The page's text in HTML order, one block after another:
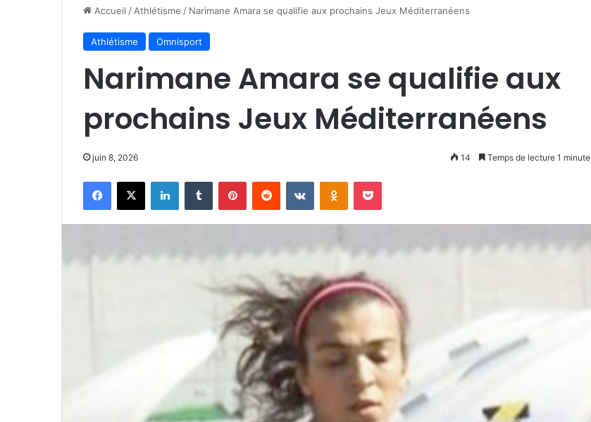
Accueil / Athlétisme / Narimane Amara se qualifie aux prochains Jeux Méditerranéens
Athlétisme Omnisport
Narimane Amara se qualifie aux
prochains Jeux Méditerranéens
juin 8, 2026 14 Temps de lecture 1 minute
Facebook
X LinkedinTumblr PinterestReddit VKontakteOdnoklassniki
Pocket